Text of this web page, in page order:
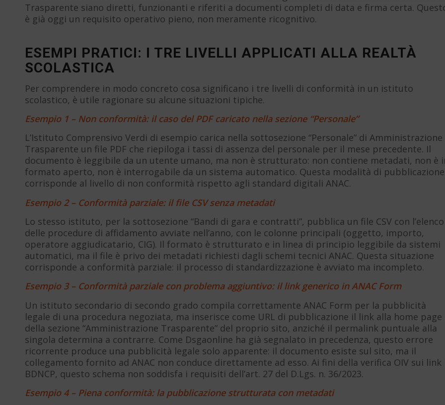
Trasparente siano diretti, funzionanti e riferiti a documenti completi di data e firma certa.
è già oggi un requisito operativo pieno, non meramente ricognitivo.
ESEMPI PRATICI: I TRE LIVELLI APPLICATI ALLA REALTÀ
SCOLASTICA
Per comprendere in modo concreto cosa significano i tre livelli di conformità in un istituto
scolastico, è utile ragionare su alcune situazioni tipiche.
Esempio 1 – Non conformità: il caso del PDF caricato nella sezione “Personale”
L’Istituto Comprensivo Verdi di esempio carica nella sottosezione “Personale” di Amministrazione
Trasparente un file PDF che riepiloga i tassi di assenza del personale per il mese precedente. Il
documento è leggibile da un utente umano, ma non è strutturato: non contiene metadati, non è
formato aperto, non è interrogabile da un sistema automatico. Questa modalità di pubblicazione
corrisponde al livello di non conformità rispetto agli standard digitali ANAC.
Esempio 2 – Conformità parziale: il file CSV senza metadati
Lo stesso istituto, per la sottosezione “Bandi di gara e contratti”, pubblica un file CSV con l’elenco
delle procedure di affidamento avviate nell’anno, con le colonne principali (oggetto, importo,
operatore aggiudicatario, CIG). Il formato è strutturato e in linea di principio leggibile da sistemi
automatici, ma il file è privo dei metadati richiesti dagli schemi tecnici ANAC. Questa situazione
corrisponde a conformità parziale: il processo di standardizzazione è avviato ma incompleto.
Esempio 3 – Conformità parziale con problema aggiuntivo: il link generico in ANAC Form
Un istituto secondario di secondo grado compila correttamente ANAC Form per la pubblicità
legale di una procedura negoziata, ma inserisce come URL di pubblicazione il link alla home page
della sezione “Amministrazione Trasparente” del proprio sito, anziché il permalink puntuale alla
singola determina a contrarre. Come Dsgaonline ha già segnalato in precedenza, questo errore
ricorrente produce una pubblicità legale solo apparente: il documento esiste sul sito, ma il
collegamento fornito ad ANAC non conduce direttamente ad esso. Ai fini della verifica OIV sui link
BDNCP, questo schema non soddisfa i requisiti dell’art. 27 del D.Lgs. n. 36/2023.
Esempio 4 – Piena conformità: la pubblicazione strutturata con metadati